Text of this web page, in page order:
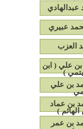
عبيري
العزب
علي ( ابن
)
بن علي
بن عماد
الهائم )
بن عمر